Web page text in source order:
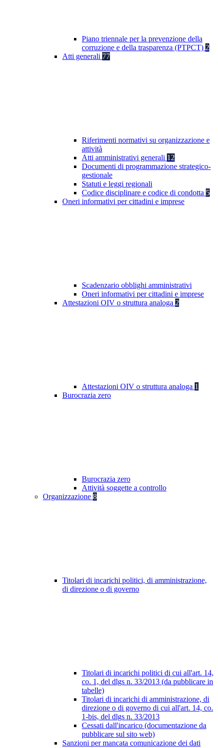
Piano triennale per la prevenzione della
corruzione e della trasparenza (PTPCT) 2
Atti generali 77
Riferimenti normativi su organizzazione e
attività
Atti amministrativi generali 12
Documenti di programmazione strategico-
gestionale
Statuti e leggi regionali
Codice disciplinare e codice di condotta 5
Oneri informativi per cittadini e imprese
Scadenzario obblighi amministrativi
Oneri informativi per cittadini e imprese
Attestazioni OIV o struttura analoga 2
Attestazioni OIV o struttura analoga 1
Burocrazia zero
Burocrazia zero
Attività soggette a controllo
Organizzazione 8
Titolari di incarichi politici, di amministrazione,
di direzione o di governo
Titolari di incarichi politici di cui all'art. 14,
co. 1, del dlgs n. 33/2013 (da pubblicare in
tabelle)
Titolari di incarichi di amministrazione, di
direzione o di governo di cui all'art. 14, co.
1-bis, del dlgs n. 33/2013
Cessati dall'incarico (documentazione da
pubblicare sul sito web)
Sanzioni per mancata comunicazione dei dati